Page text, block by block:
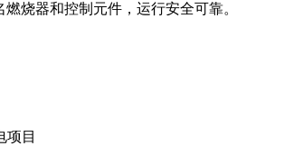
烧器和控制元件，运行安全可靠。
项目